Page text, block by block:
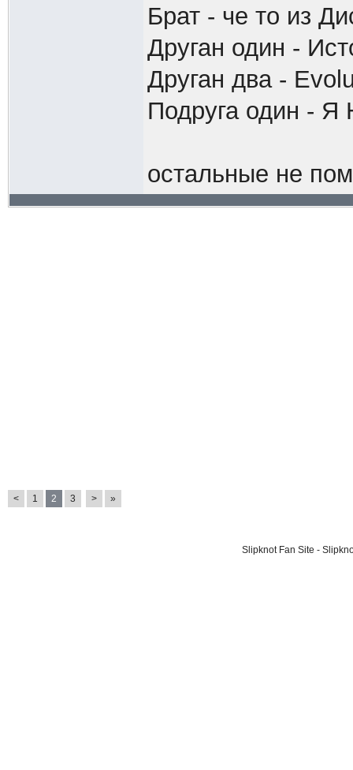
Брат - че то из
Друган один -
Друган два -
Подруга один - Я
остальные не
< 1 2 3 > »
Slipknot Fan Site -